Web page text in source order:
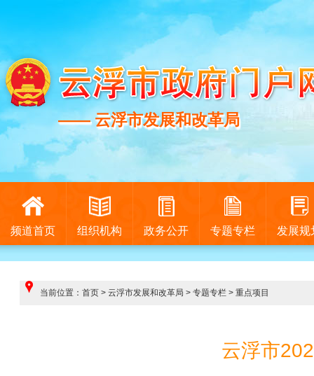
—— 云浮市发展和改革局
—— 云浮市发展和改革局
频道首页 组织机构 政务公开 专题专栏 发展规
当前位置： 首页 > 云浮市发展和改革局 > 专题专栏 > 重点项目
云浮市